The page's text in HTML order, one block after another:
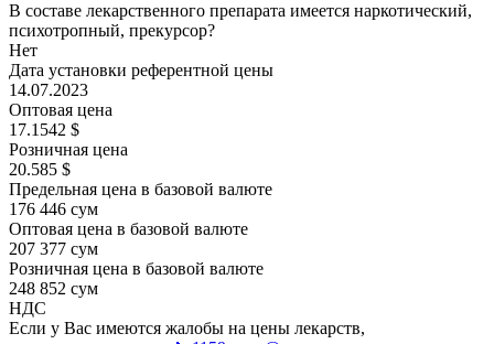
В составе лекарственного препарата имеется наркотический,
психотропный, прекурсор?
Нет
Дата установки референтной цены
14.07.2023
Оптовая цена
17.1542 $
Розничная цена
20.585 $
Предельная цена в базовой валюте
176 446 сум
Оптовая цена в базовой валюте
207 377 сум
Розничная цена в базовой валюте
248 852 сум
НДС
Если у Вас имеются жалобы на цены лекарств,